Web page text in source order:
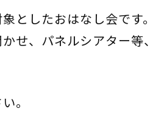
としたおはなし会です。
せ、パネルシアター
。
こどもの 図書館
としょかん